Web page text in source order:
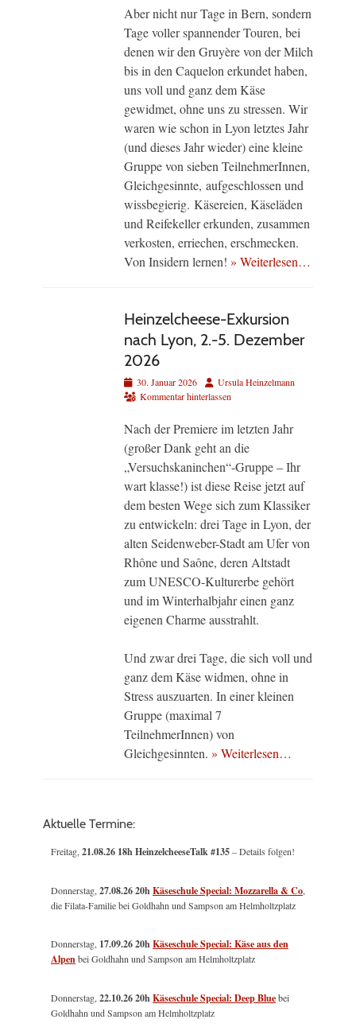
Aber nicht nur Tage in Bern, sondern
Tage voller spannender Touren, bei
denen wir den Gruyère von der Milch
bis in den Caquelon erkundet haben,
uns voll und ganz dem Käse
gewidmet, ohne uns zu stressen. Wir
waren wie schon in Lyon letztes Jahr
(und dieses Jahr wieder) eine kleine
Gruppe von sieben TeilnehmerInnen,
Gleichgesinnte, aufgeschlossen und
wissbegierig. Käsereien, Käseläden
und Reifekeller erkunden, zusammen
verkosten, erriechen, erschmecken.
Von Insidern lernen! » Weiterlesen…
Heinzelcheese-Exkursion
nach Lyon, 2.-5. Dezember
2026
Veröffentlicht
am
30. Januar 2026 AutorUrsula Heinzelmann
Kommentar hinterlassen
Nach der Premiere im letzten Jahr
(großer Dank geht an die
„Versuchskaninchen“-Gruppe – Ihr
wart klasse!) ist diese Reise jetzt auf
dem besten Wege sich zum Klassiker
zu entwickeln: drei Tage in Lyon, der
alten Seidenweber-Stadt am Ufer von
Rhône und Saône, deren Altstadt
zum UNESCO-Kulturerbe gehört
und im Winterhalbjahr einen ganz
eigenen Charme ausstrahlt.
Und zwar drei Tage, die sich voll und
ganz dem Käse widmen, ohne in
Stress auszuarten. In einer kleinen
Gruppe (maximal 7
TeilnehmerInnen) von
Gleichgesinnten. » Weiterlesen…
Aktuelle Termine:
Freitag,21.08.26 18h HeinzelcheeseTalk #135– Details folgen!
Donnerstag,27.08.26 20hKäseschule Special: Mozzarella & Co,
die Filata-Familie bei Goldhahn und Sampson am Helmholtzplatz
Donnerstag, 17.09.26 20hKäseschule Special: Käse aus den
Alpenbei Goldhahn und Sampson am Helmholtzplatz
Donnerstag,22.10.26 20hKäseschule Special: Deep Bluebei
Goldhahn und Sampson am Helmholtzplatz